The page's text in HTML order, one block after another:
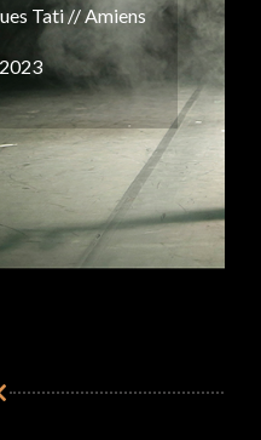
Tati // Amiens